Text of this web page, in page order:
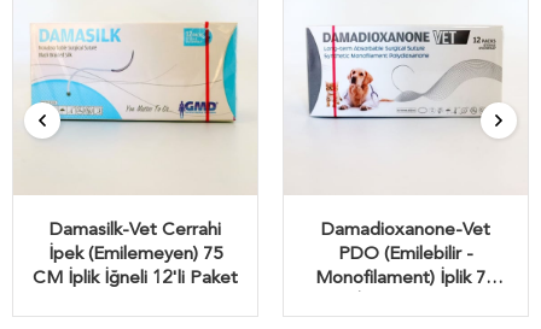
Damasilk-Vet Cerrahi
İpek (Emilemeyen) 75
CM İplik İğneli 12'li Paket
Damadioxanone-Vet
PDO (Emilebilir -
Monofilament) İplik 75